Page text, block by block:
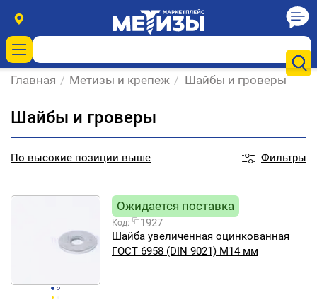
Главная / Метизы и крепеж / Шайбы и гроверы
Шайбы и гроверы
По высокие позиции выше Фильтры
Ожидается поставка
Код:
1927
Шайба увеличенная оцинкованная
ГОСТ 6958 (DIN 9021) М14 мм